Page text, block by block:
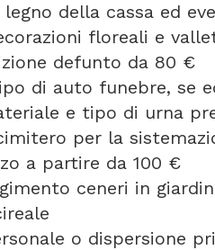
della cassa ed
floreali e
defunto da 80 €
di auto funebre, se
e tipo di urna
per la
a partire da 100 €
ceneri in
o dispersione